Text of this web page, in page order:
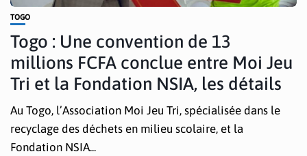
TOGO
Togo : Une convention de 13
millions FCFA conclue entre Moi Jeu
Tri et la Fondation NSIA, les détails
Au Togo, l’Association Moi Jeu Tri, spécialisée dans le
recyclage des déchets en milieu scolaire, et la
Fondation NSIA...